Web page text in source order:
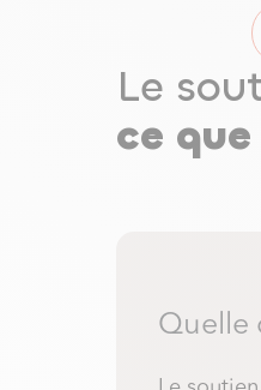
Le
ce
Quelle